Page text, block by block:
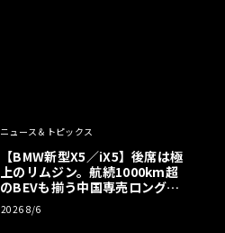
ニュース＆トピックス
【BMW新型X5／iX5】後席は極
上のリムジン。航続1000km超
のBEVも揃う中国専売ロング仕
様の全貌
2026 8/6